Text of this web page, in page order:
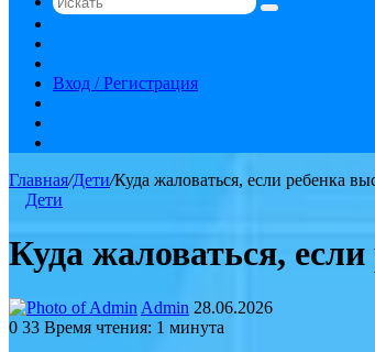
Искать
статья
Вход / Регистрация
Главная/Дети/Куда жаловаться, если ребенка
Дети
Куда жаловаться,
Admin Send
an
28.06.2026
0 33 Время чтения: 1 минута